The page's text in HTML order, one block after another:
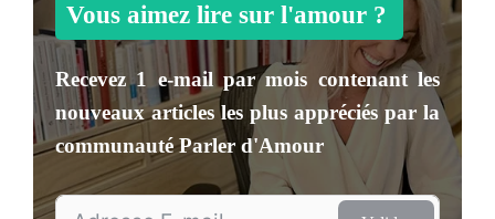
Vous aimez lire sur l'amour ?
Recevez1 e-mail par mois contenant les
nouveaux articles les plus appréciés par la
communautéParler d'Amour